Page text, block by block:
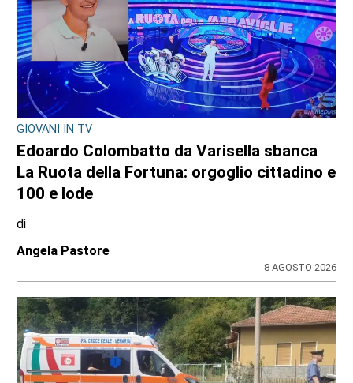
GIOVANI IN TV
Edoardo Colombatto da Varisella sbanca
La Ruota della Fortuna: orgoglio cittadino e
100 e lode
di
Angela Pastore
8 AGOSTO 2026